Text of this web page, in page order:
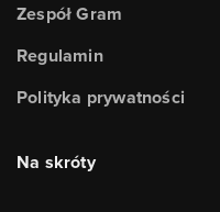
Zespół Gram
Regulamin
Polityka prywatności
Na skróty